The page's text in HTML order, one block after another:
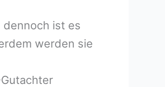
dennoch ist es
werden sie